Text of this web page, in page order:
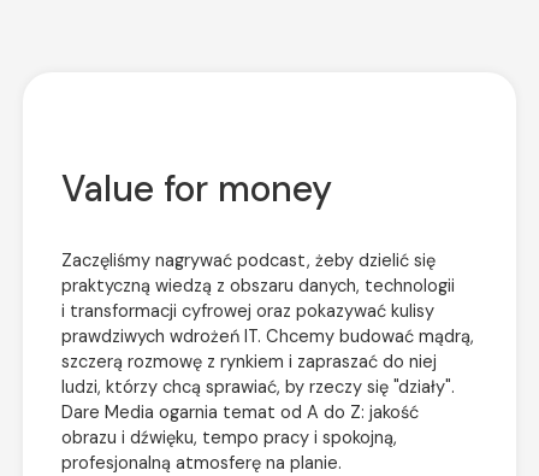
Value for money
Zaczęliśmy nagrywać podcast, żeby dzielić się
praktyczną wiedzą z obszaru danych, technologii
i transformacji cyfrowej oraz pokazywać kulisy
prawdziwych wdrożeń IT. Chcemy budować mądrą,
szczerą rozmowę z rynkiem i zapraszać do niej
ludzi, którzy chcą sprawiać, by rzeczy się "działy".
Dare Media ogarnia temat od A do Z: jakość
obrazu i dźwięku, tempo pracy i spokojną,
profesjonalną atmosferę na planie.